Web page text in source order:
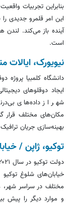
بنابراین تجربیات
این امر قلمرو جدیدی
آینده باز می‌کند. لندن
است.
نیویورک،
ایجاد دوقلوهای
شهر از داده‌های
مکان‌های مختلف قرار
بهینه‌سازی جریان
توکیو، ژاپن /
خیابان‌های شلوغ
مختلف در سراسر شهر،